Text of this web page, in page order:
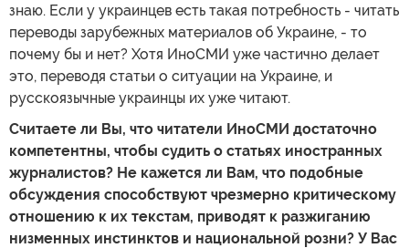
знаю. Если у украинцев есть такая потребность - читать
переводы зарубежных материалов об Украине, - то
почему бы и нет? Хотя ИноСМИ уже частично делает
это, переводя статьи о ситуации на Украине, и
русскоязычные украинцы их уже читают.
Считаете ли Вы, что читатели ИноСМИ достаточно
компетентны, чтобы судить о статьях иностранных
журналистов? Не кажется ли Вам, что подобные
обсуждения способствуют чрезмерно критическому
отношению к их текстам, приводят к разжиганию
низменных инстинктов и национальной розни? У Вас